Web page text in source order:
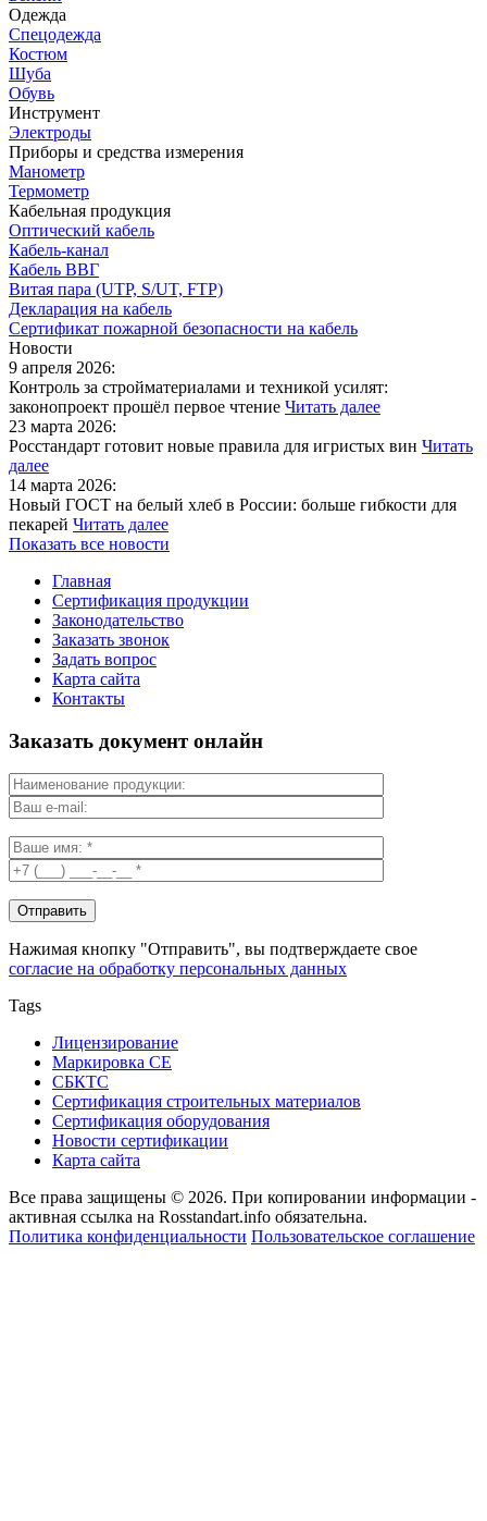
Одежда
Спецодежда
Костюм
Шуба
Обувь
Инструмент
Электроды
Приборы и средства измерения
Манометр
Термометр
Кабельная продукция
Оптический кабель
Кабель-канал
Кабель ВВГ
Витая пара (UTP, S/UT, FTP)
Декларация на кабель
Сертификат пожарной безопасности на кабель
Новости
9 апреля 2026:
Контроль за стройматериалами и техникой усилят:
законопроект прошёл первое чтение Читать далее
23 марта 2026:
Росстандарт готовит новые правила для игристых вин Читать
далее
14 марта 2026:
Новый ГОСТ на белый хлеб в России: больше гибкости для
пекарей Читать далее
Показать все новости
Главная
Сертификация продукции
Законодательство
Заказать звонок
Задать вопрос
Карта сайта
Контакты
Заказать документ онлайн
Нажимая кнопку "Отправить", вы подтверждаете свое
согласие на обработку персональных данных
Tags
Лицензирование
Маркировка СЕ
СБКТС
Сертификация строительных материалов
Сертификация оборудования
Новости сертификации
Карта сайта
Все права защищены © 2026. При копировании информации -
активная ссылка на Rosstandart.info обязательна.
Политика конфиденциальности Пользовательское соглашение